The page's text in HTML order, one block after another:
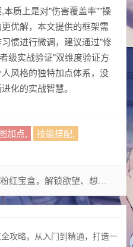
质上是对"伤害覆盖率""操
优解，本文提供的框架需
惯进行微调，建议通过"修
级实战验证"双维度验证方
风格的独特加点体系，没
化的实战智慧。
加点,
技能搭配,
粉红宝盒，解锁欲望、想象与无限可能的魔匣
攻略，从入门到精通，打造一